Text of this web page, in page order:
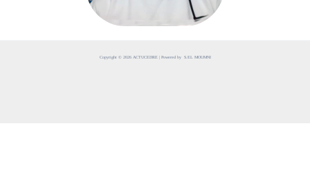
Copyright © 2026 ACTUCEDRE | Powered by S.EL MOUMNI